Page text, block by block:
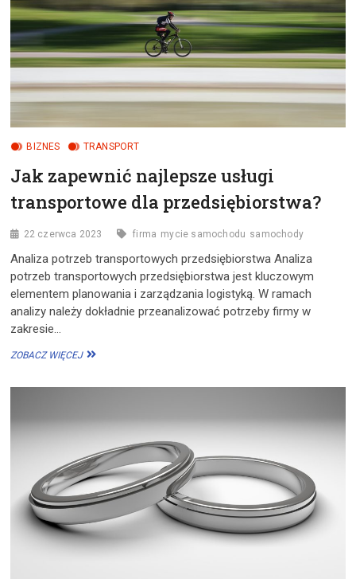
BIZNES TRANSPORT
Jak zapewnić najlepsze usługi
transportowe dla przedsiębiorstwa?
22 czerwca 2023 firma mycie samochodu samochody
Analiza potrzeb transportowych przedsiębiorstwa Analiza
potrzeb transportowych przedsiębiorstwa jest kluczowym
elementem planowania i zarządzania logistyką. W ramach
analizy należy dokładnie przeanalizować potrzeby firmy w
zakresie…
ZOBACZ WIĘCEJJAK